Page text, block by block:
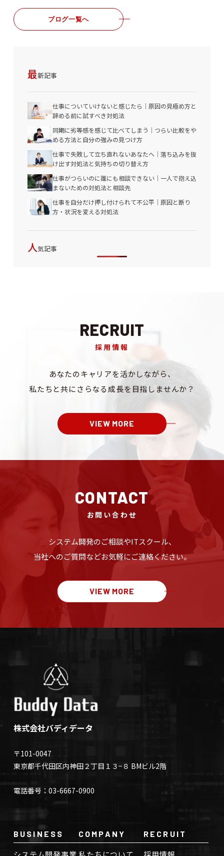
ブログ一覧へ
最新記事
仕事についていけないと感じたら｜原因の見極め方と
辞める前に試すべき対処法
同期に劣等感を感じて比べてしまう｜つらい比較をや
める方法と自分の強みの見つけ方
仕事で失敗して立ち直れないあなたへ｜落ち込みを抜
け出す対処法と気持ちの切り替え方
仕事がつらいのに誰にも相談できない｜一人で抱え込
まないための対処法と相談先
仕事を自分だけ押し付けられて不公平｜原因と断り
方・状況を変える対処法
人気記事
RECRUIT
採用情報
あなたのキャリアを活かしながら、
私たちと共にさらなる成長を 目指しませんか？
VIEW MORE
CONTACT
お問い合わせ
システム開発のご相談やITスクール、
当社へのご質問などお気軽にご連絡ください。
VIEW MORE
株式会社バディデータ
〒101-0047
東京都千代田区内神田２丁目１３−８ BMビル2階
電話番号：03-6667-0900
BUSINESS COMPANY RECRUIT